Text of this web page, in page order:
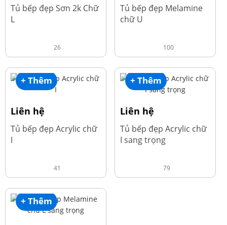
Tủ bếp đẹp Sơn 2k Chữ
L
26
Tủ bếp đẹp Melamine
chữ U
100
+ Thêm
Liên hệ
Tủ bếp đẹp Acrylic chữ
I
41
+ Thêm
Liên hệ
Tủ bếp đẹp Acrylic chữ
I sang trọng
79
+ Thêm